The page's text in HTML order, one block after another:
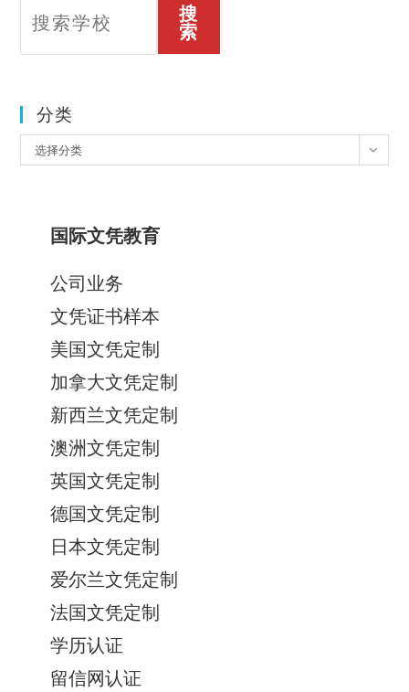
搜
索
分类
类
选择分类
国际文凭教育
公司业务
文凭证书样本
美国文凭定制
加拿大文凭定制
新西兰文凭定制
澳洲文凭定制
英国文凭定制
德国文凭定制
日本文凭定制
爱尔兰文凭定制
法国文凭定制
学历认证
留信网认证